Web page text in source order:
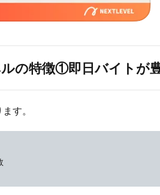
の特徴①即日バイトが
す。